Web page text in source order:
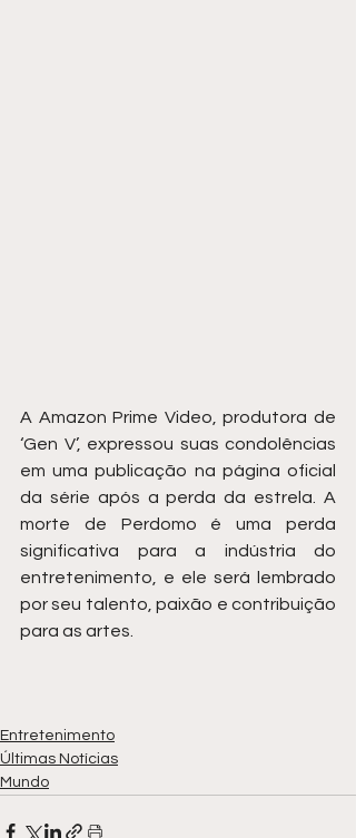
A Amazon Prime Video, produtora de
‘Gen V’, expressou suas condolências
em uma publicação na página oficial
da série após a perda da estrela. A
morte de Perdomo é uma perda
significativa para a indústria do
entretenimento, e ele será lembrado
por seu talento, paixão e contribuição
para as artes.
Entretenimento
Últimas Notícias
Mundo